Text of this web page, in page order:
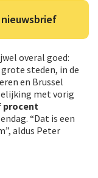
overal goed:
steden, in de
en Brussel
met vorig
procent
“Dat is een
aldus Peter